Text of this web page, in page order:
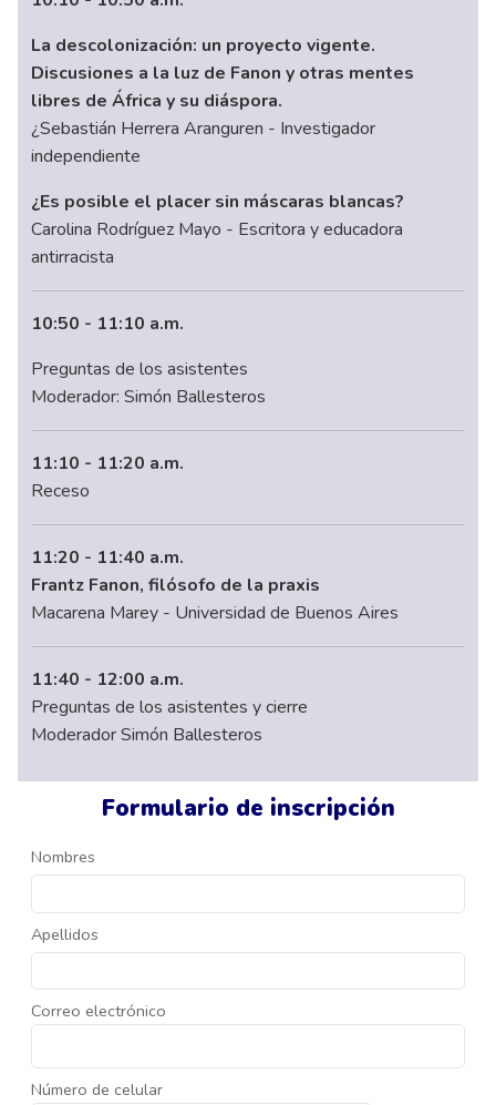
Formulario de inscripción
Nombres
Apellidos
Correo electrónico
Número de celular
La descolonización: un proyecto vigente.
Discusiones a la luz de Fanon y otras mentes
libres de África y su diáspora.
¿Sebastián Herrera Aranguren - Investigador
independiente
¿Es posible el placer sin máscaras blancas?
Carolina Rodríguez Mayo - Escritora y educadora
antirracista
10:50 - 11:10 a.m.
Preguntas de los asistentes
Moderador: Simón Ballesteros
11:10 - 11:20 a.m.
Receso
11:20 - 11:40 a.m.
Frantz Fanon, filósofo de la praxis
Macarena Marey - Universidad de Buenos Aires
11:40 - 12:00 a.m.
Preguntas de los asistentes y cierre
Moderador Simón Ballesteros